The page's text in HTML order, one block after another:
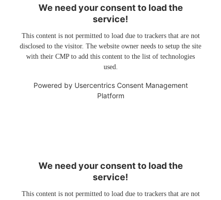
We need your consent to load the
service!
This content is not permitted to load due to trackers that are not
disclosed to the visitor. The website owner needs to setup the site
with their CMP to add this content to the list of technologies
used.
Powered by Usercentrics Consent Management
Platform
We need your consent to load the
service!
This content is not permitted to load due to trackers that are not